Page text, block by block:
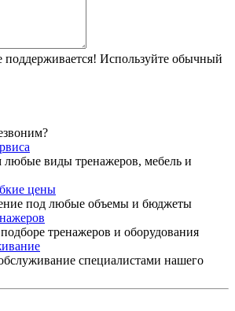
Используйте обычный
любые виды тренажеров, мебель и
цены
под любые объемы и бюджеты
тренажеров и оборудования
специалистами нашего